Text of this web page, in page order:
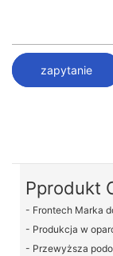
zapytanie
Pprodukt
- Frontech Marka
- Produkcja w
- Przewyższa